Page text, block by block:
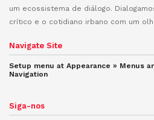
um ecossistema de diálogo.
crítico e o cotidiano irbano com um
Navigate Site
Setup menu at Appearance » Menus
Navigation
Siga-nos